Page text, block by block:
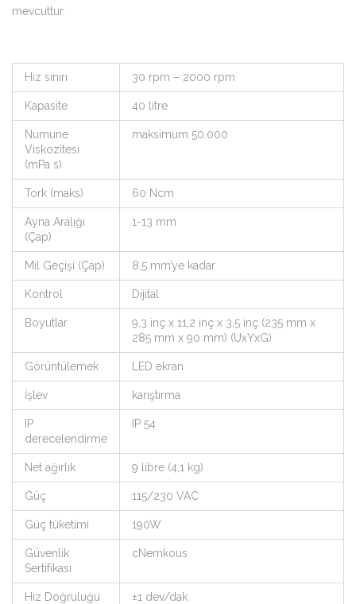
mevcuttur.
Hız sınırı 30 rpm – 2000 rpm
Kapasite 40 litre
Numune
Viskozitesi
(mPa s)
maksimum 50.000
Tork (maks) 60 Ncm
Ayna Aralığı
(Çap)
1-13 mm
Mil Geçişi (Çap) 8,5 mm’ye kadar
Kontrol Dijital
Boyutlar
9,3 inç x 11,2 inç x 3,5 inç (235 mm x
285 mm x 90 mm) (UxYxG)
Görüntülemek LED ekran
İşlev karıştırma
IP
derecelendirme
IP 54
Net ağırlık 9 libre (4,1 kg)
Güç 115/230 VAC
Güç tüketimi 190W
Güvenlik
Sertifikası
cNemkous
Hız Doğruluğu ±1 dev/dak